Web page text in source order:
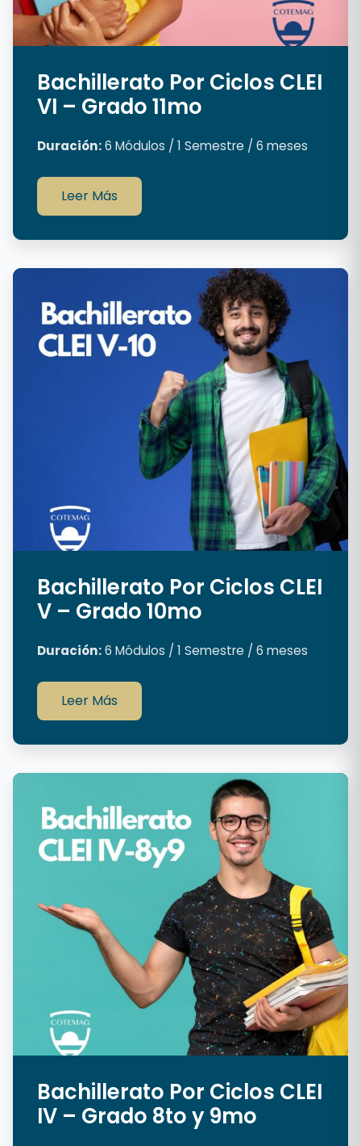
Bachillerato Por Ciclos CLEI
VI – Grado 11mo
Duración:6 Módulos / 1 Semestre / 6 meses
Leer Más
Bachillerato Por Ciclos CLEI
V – Grado 10mo
Duración:6 Módulos / 1 Semestre / 6 meses
Leer Más
Bachillerato Por Ciclos CLEI
IV – Grado 8to y 9mo